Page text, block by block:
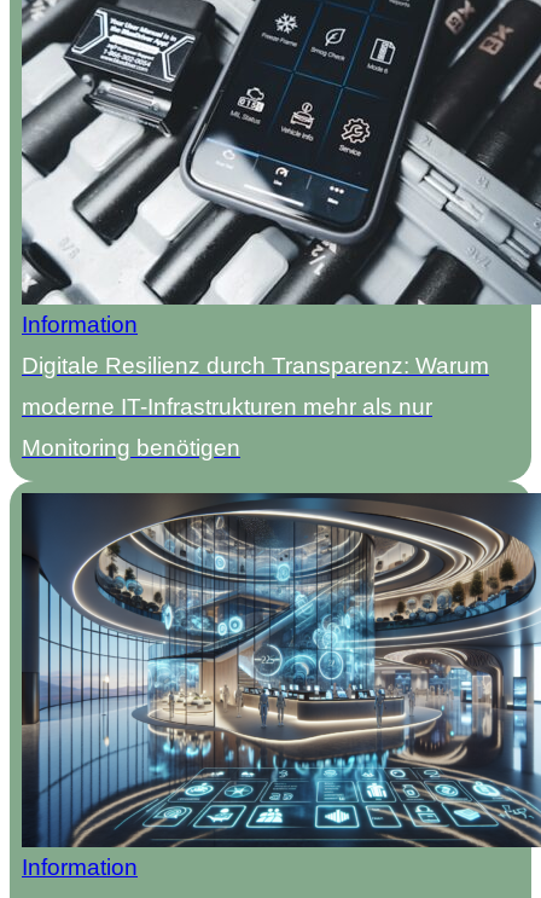
Information
Digitale Resilienz durch Transparenz: Warum
moderne IT-Infrastrukturen mehr als nur
Monitoring benötigen
Information